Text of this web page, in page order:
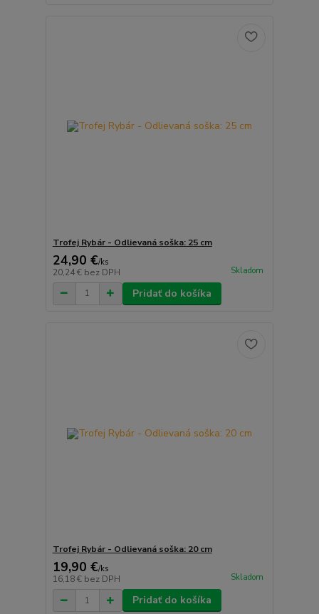
Trofej Rybár - Odlievaná soška: 25 cm
24,90 €/ks
20,24 € bez DPH Skladom
Pridať do košíka
Trofej Rybár - Odlievaná soška: 20 cm
19,90 €/ks
16,18 € bez DPH Skladom
Pridať do košíka